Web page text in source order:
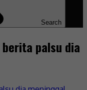
Search
palsu dia